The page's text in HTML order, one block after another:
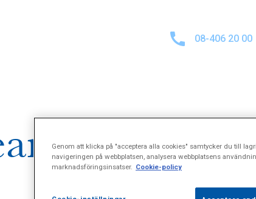
08-406 20 00
results
Genom att klicka på "acceptera alla cookies" samtycker du till
navigeringen på webbplatsen, analysera webbplatsens
marknadsföringsinsatser. Cookie-policy